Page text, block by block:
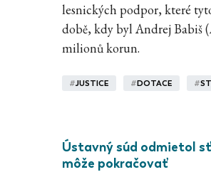
lesnických podpor, které
době, kdy byl Andrej Babiš
milionů korun.
#JUSTICE #DOTACE #
Ústavný súd odmietol
môže pokračovať